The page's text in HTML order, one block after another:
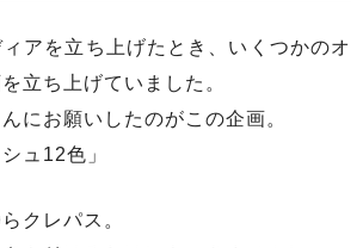
アを立ち上げたとき、いくつかのオ
立ち上げていました。
にお願いしたのがこの企画。
ュ12色」
クレパス。